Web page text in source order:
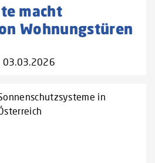
macht
Wohnungstüren
03.03.2026
in